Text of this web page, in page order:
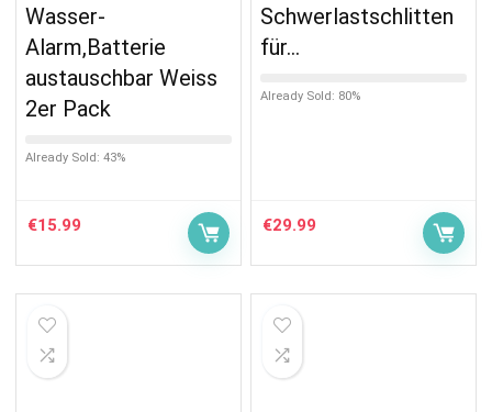
Wasser-
Alarm,Batterie
austauschbar Weiss
2er Pack
Already Sold: 43%
€15.99
Schwerlastschlitten
für…
Already Sold: 80%
€29.99